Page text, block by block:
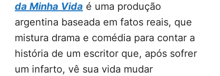
da Minha Vida é uma produção
argentina baseada em fatos reais, que
mistura drama e comédia para contar a
história de um escritor que, após sofrer
um infarto, vê sua vida mudar